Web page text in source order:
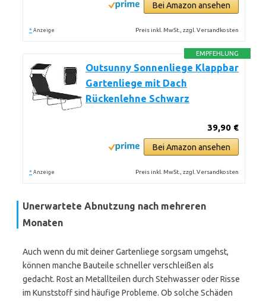
Bei Amazon ansehen
* Anzeige Preis inkl. MwSt., zzgl. Versandkosten
EMPFEHLUNG
Outsunny Sonnenliege Klappbar
Gartenliege mit Dach
Rückenlehne Schwarz
39,90 €
Bei Amazon ansehen
* Anzeige Preis inkl. MwSt., zzgl. Versandkosten
Unerwartete Abnutzung nach mehreren
Monaten
Auch wenn du mit deiner Gartenliege sorgsam umgehst,
können manche Bauteile schneller verschleißen als
gedacht. Rost an Metallteilen durch Stehwasser oder Risse
im Kunststoff sind häufige Probleme. Ob solche Schäden